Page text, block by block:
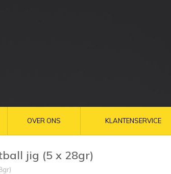
OVER ONS KLANTENSERVICE
jig (5 x 28gr)